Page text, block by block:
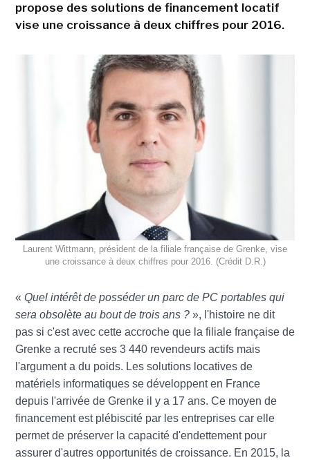
propose des solutions de financement locatif
vise une croissance à deux chiffres pour 2016.
Laurent Wittmann, président de la filiale française de Grenke, vise
une croissance à deux chiffres pour 2016. (Crédit D.R.)
« Quel intérêt de posséder un parc de PC portables qui
sera obsolète au bout de trois ans ?», l'histoire ne dit
pas si c'est avec cette accroche que la filiale française de
Grenke a recruté ses 3 440 revendeurs actifs mais
l'argument a du poids. Les solutions locatives de
matériels informatiques se développent en France
depuis l'arrivée de Grenke il y a 17 ans. Ce moyen de
financement est plébiscité par les entreprises car elle
permet de préserver la capacité d'endettement pour
assurer d'autres opportunités de croissance. En 2015, la